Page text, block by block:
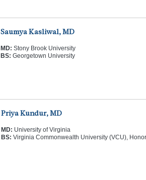
Saumya Kasliwal, MD
MD: Stony Brook University
BS: Georgetown University
Priya Kundur, MD
MD: University of Virginia
BS: Virginia Commonwealth University (VCU),